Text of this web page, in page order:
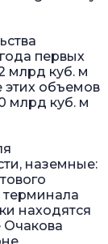
первых
млрд куб. м
этих объемов
млрд куб. м
наземные:
терминала
находятся